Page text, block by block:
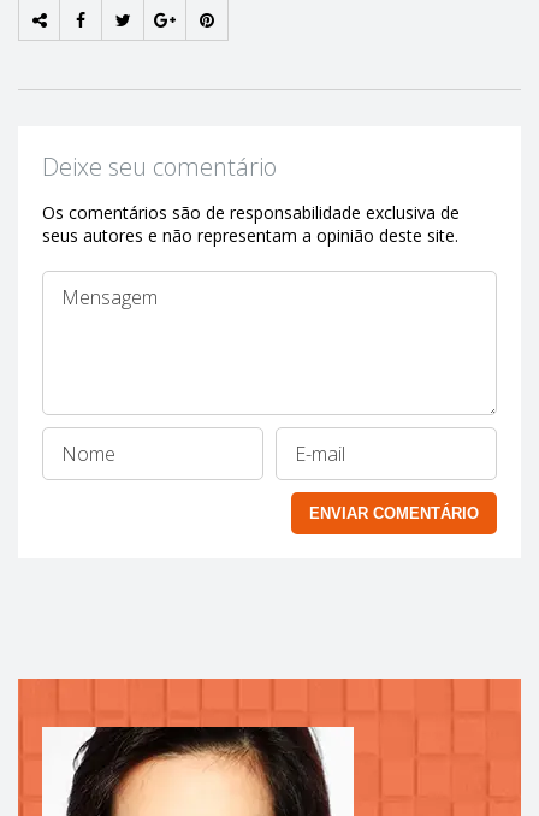
Deixe seu comentário
Os comentários são de responsabilidade exclusiva de
seus autores e não representam a opinião deste site.